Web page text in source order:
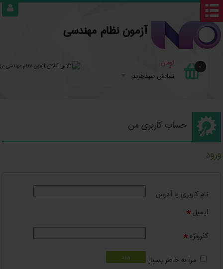

آزمون نظام مهندسی
0 تومان0
نمایش سبدخرید
حساب کاربری من
ورود
نام کاربری یا آدرس
ایمیل*
گذرواژه*
مرا به خاطر بسپار